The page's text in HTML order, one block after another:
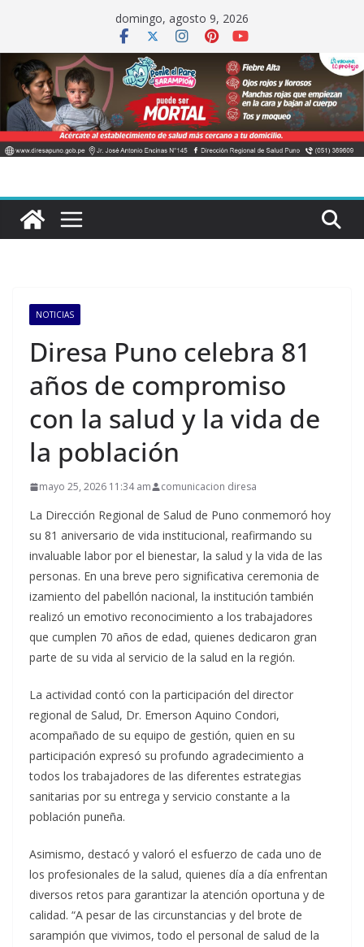
contenido
domingo, agosto 9, 2026
NOTICIAS
Diresa Puno celebra 81
años de compromiso
con la salud y la vida de
la población
mayo 25, 2026 11:34 am comunicacion diresa
La Dirección Regional de Salud de Puno conmemoró hoy
su 81 aniversario de vida institucional, reafirmando su
invaluable labor por el bienestar, la salud y la vida de las
personas. En una breve pero significativa ceremonia de
izamiento del pabellón nacional, la institución también
realizó un emotivo reconocimiento a los trabajadores
que cumplen 70 años de edad, quienes dedicaron gran
parte de su vida al servicio de la salud en la región.
La actividad contó con la participación del director
regional de Salud, Dr. Emerson Aquino Condori,
acompañado de su equipo de gestión, quien en su
participación expresó su profundo agradecimiento a
todos los trabajadores de las diferentes estrategias
sanitarias por su entrega y servicio constante a la
población puneña.
Asimismo, destacó y valoró el esfuerzo de cada uno de
los profesionales de la salud, quienes día a día enfrentan
diversos retos para garantizar la atención oportuna y de
calidad. “A pesar de las circunstancias y del brote de
sarampión que vivimos, todo el personal de salud de la